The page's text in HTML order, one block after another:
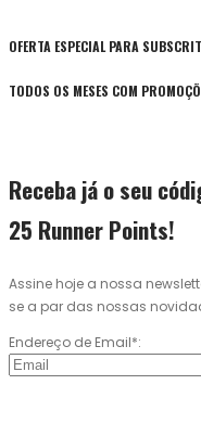
OFERTA ESPECIAL PARA
TODOS OS MESES COM
Receba já o seu
25 Runner Points!
Assine hoje a nossa
se a par das nossas
Endereço de Email*: